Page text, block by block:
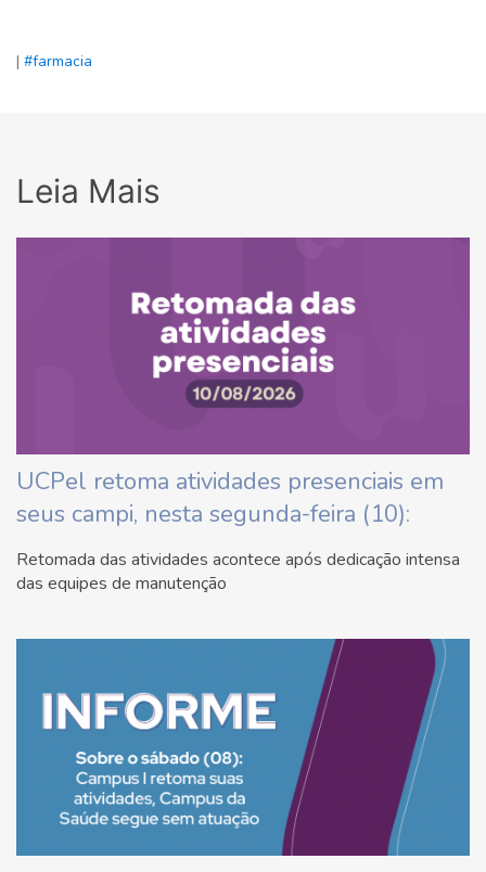
| #farmacia
Leia Mais
UCPel retoma atividades presenciais em
seus campi, nesta segunda-feira (10):
Retomada das atividades acontece após dedicação intensa
das equipes de manutenção